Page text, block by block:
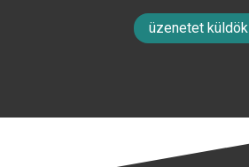
üzenetet küldök